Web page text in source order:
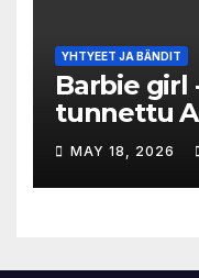
YHTYEET JA BÄNDIT
Barbie girl
tunnettu
MAY 18, 2026